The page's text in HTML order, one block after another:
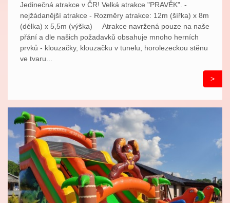
Jedinečná atrakce v ČR! Velká atrakce "PRAVĚK". -
nejžádanější atrakce - Rozměry atrakce: 12m (šířka) x 8m
(délka) x 5,5m (výška) Atrakce navržená pouze na naše
přání a dle našich požadavků obsahuje mnoho herních
prvků - klouzačky, klouzačku v tunelu, horolezeckou stěnu
ve tvaru...
>